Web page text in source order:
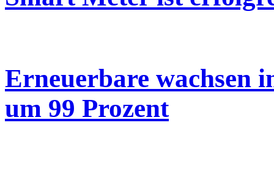
Erneuerbare wachsen
um 99 Prozent